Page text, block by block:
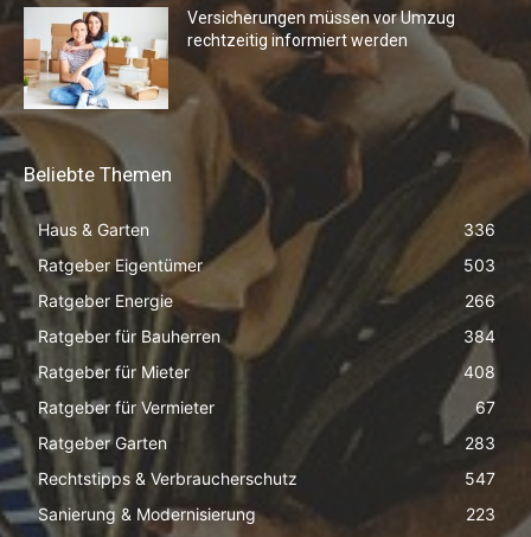
Versicherungen müssen vor Umzug
rechtzeitig informiert werden
Beliebte Themen
Haus & Garten
336
Ratgeber Eigentümer
503
Ratgeber Energie
266
Ratgeber für Bauherren
384
Ratgeber für Mieter
408
Ratgeber für Vermieter
67
Ratgeber Garten
283
Rechtstipps & Verbraucherschutz
547
Sanierung & Modernisierung
223